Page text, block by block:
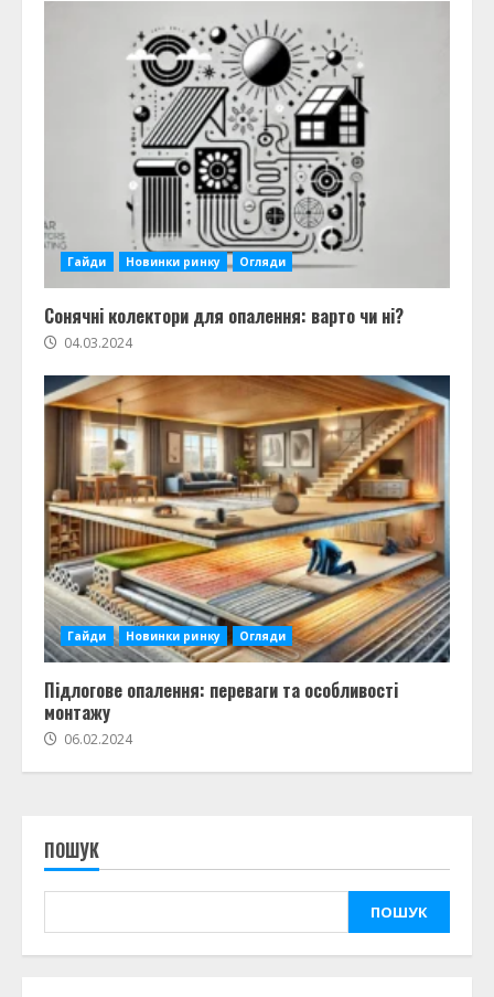
Гайди Новинки ринку Огляди
Сонячні колектори для опалення: варто чи ні?
04.03.2024
Гайди Новинки ринку Огляди
Підлогове опалення: переваги та особливості
монтажу
06.02.2024
ПОШУК
ПОШУК